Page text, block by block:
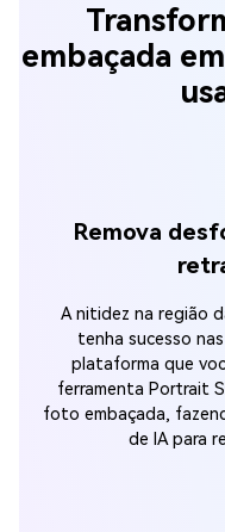
embaçada
Remova
A nitidez na região
tenha sucesso
plataforma que
ferramenta Portrait
foto embaçada,
de IA para